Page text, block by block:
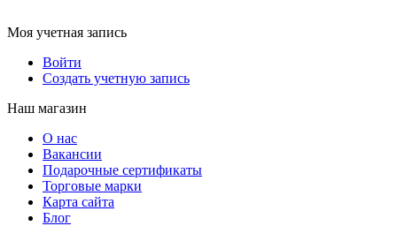
Моя учетная запись
Войти
Создать учетную запись
Наш магазин
О нас
Вакансии
Подарочные сертификаты
Торговые марки
Карта сайта
Блог